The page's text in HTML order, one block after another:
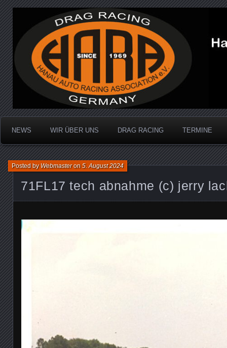
Hanau Auto Racing
Dragracing auf der 1/4 Meile
NEWS WIR ÜBER UNS DRAG RACING TERMINE
71FL17 tech abnahme (c) jerry
Posted byWebmasteron5. August 2024